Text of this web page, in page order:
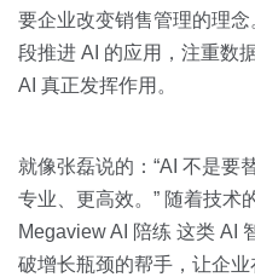
要企业改变销售管理的理
段推进 AI 的应用，注重数
AI 真正发挥作用。
就像张磊说的：“AI 不是要
专业、更高效。” 随着技术
Megaview AI 陪练 这类 AI
破增长瓶颈的帮手，让企业